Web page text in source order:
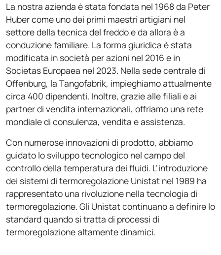
La nostra azienda è stata fondata nel 1968 da Peter
Huber come uno dei primi maestri artigiani nel
settore della tecnica del freddo e da allora è a
conduzione familiare. La forma giuridica è stata
modificata in società per azioni nel 2016 e in
Societas Europaea nel 2023. Nella sede centrale di
Offenburg, la Tangofabrik, impieghiamo attualmente
circa 400 dipendenti. Inoltre, grazie alle filiali e ai
partner di vendita internazionali, offriamo una rete
mondiale di consulenza, vendita e assistenza.
Con numerose innovazioni di prodotto, abbiamo
guidato lo sviluppo tecnologico nel campo del
controllo della temperatura dei fluidi. L'introduzione
dei sistemi di termoregolazione Unistat nel 1989 ha
rappresentato una rivoluzione nella tecnologia di
termoregolazione. Gli Unistat continuano a definire lo
standard quando si tratta di processi di
termoregolazione altamente dinamici.